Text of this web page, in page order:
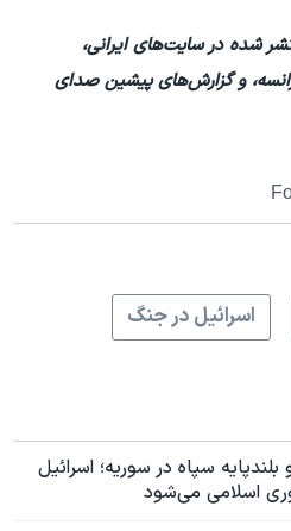
شده در سایت‌های ایرانی،
و گزارش‌های پیشین صدای
اسرائیل در جنگ
سپاه در سوریه؛ اسرائیل
اسلامی می‌شود